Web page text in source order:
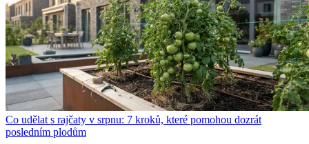
Co udělat s rajčaty v srpnu: 7 kroků, které pomohou dozrát
posledním plodům